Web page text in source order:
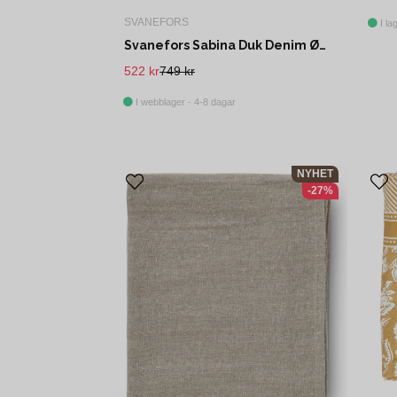
SVANEFORS
Svanefors Sabina Duk Denim Ø200 cm
749 kr
522 kr
I webblager - 4-8 dagar
I
NYHET
-27%